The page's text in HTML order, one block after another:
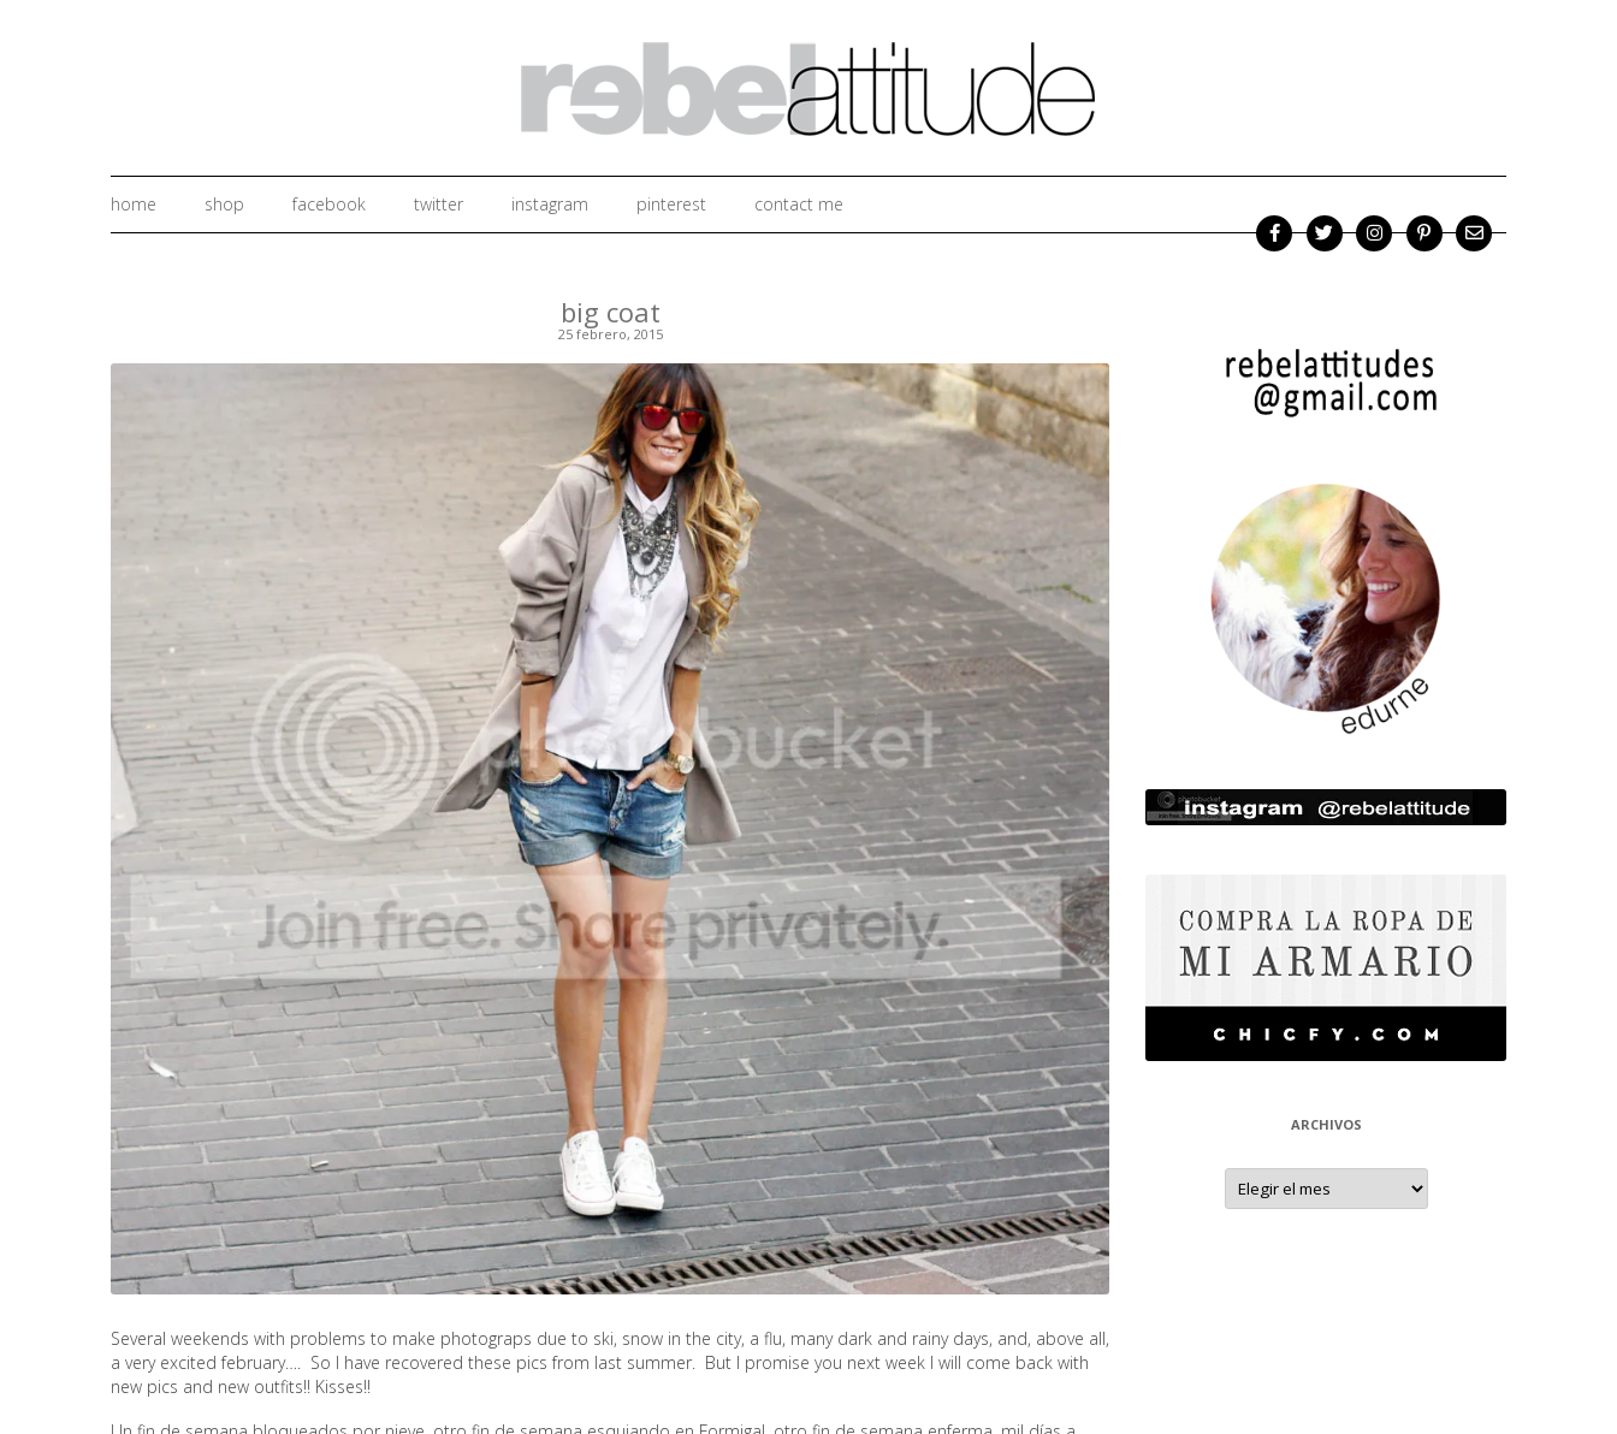
Ir al contenido
home
shop facebook twitter instagram pinterest contact me
big coat
25 febrero, 2015
Several weekends with problems to make photograps due to ski, snow in the city, a flu, many dark and rainy days, and, above all,
a very excited february…. So I have recovered these pics from last summer. But I promise you next week I will come back with
new pics and new outfits!! Kisses!!
ARCHIVOS
Archivos